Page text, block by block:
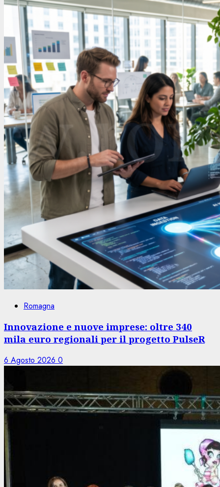
Romagna
Innovazione e nuove imprese: oltre 340
mila euro regionali per il progetto PulseR
6 Agosto 2026 0